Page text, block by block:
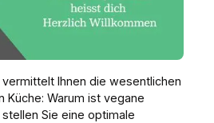
Ihnen die wesentlichen
Küche: Warum ist vegane
Sie eine optimale